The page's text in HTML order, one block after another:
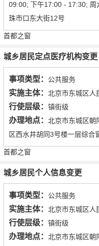
09:00; 下午17:00 - 17:30;
珠市口东大街12号
首都之窗
城乡居民定点医疗机构变更
事项类型： 公共服务
实施主体： 北京市东城区人
行使层级： 镇街级
办理地点： 北京市东城区朝
区西水井胡同3号楼一层综合
首都之窗
城乡居民个人信息变更
事项类型： 公共服务
实施主体： 北京市东城区人
行使层级： 镇街级
办理地点： 北京市东城区朝